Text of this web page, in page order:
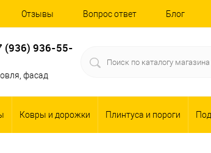
Отзывы Вопрос ответ Блог
(936) 936-55-
фасад
Ковры и дорожки Плинтуса и пороги